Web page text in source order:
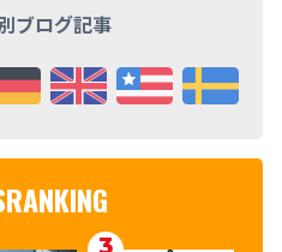
ブログ記事